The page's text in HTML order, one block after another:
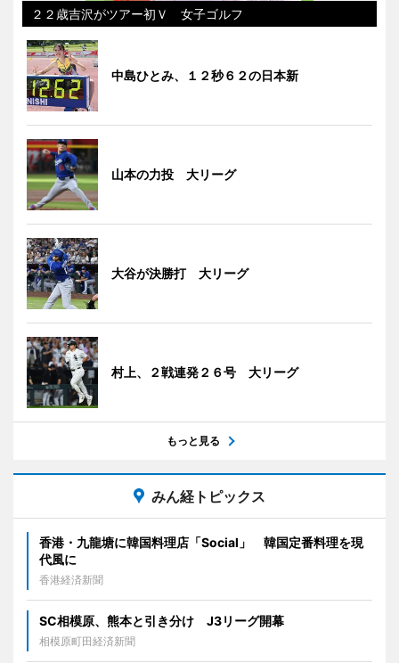
２２歳吉沢がツアー初Ｖ 女子ゴルフ
中島ひとみ、１２秒６２の日本新
山本の力投 大リーグ
大谷が決勝打 大リーグ
村上、２戦連発２６号 大リーグ
もっと見る
みん経トピックス
香港・九龍塘に韓国料理店「Social」 韓国定番料理を現
代風に
香港経済新聞
SC相模原、熊本と引き分け J3リーグ開幕
相模原町田経済新聞